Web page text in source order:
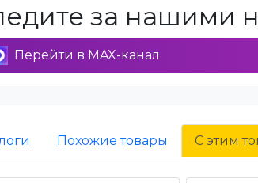
за нашими
Перейти в MAX-канал
Похожие товары С этим